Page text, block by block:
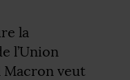
la
l’Union
Macron veut